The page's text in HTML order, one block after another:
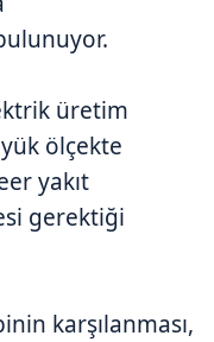
üretim
ölçekte
yakıt
gerektiği
karşılanması,